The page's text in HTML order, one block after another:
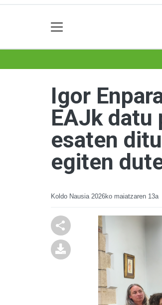
Igor
EAJk datu
esaten
egiten
Koldo Nausia 2026ko maiatzaren 13a